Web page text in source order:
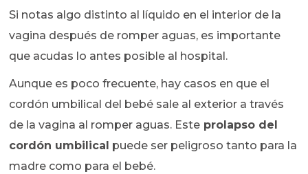
Si notas algo distinto al líquido en el interior de la
vagina después de romper aguas, es importante
que acudas lo antes posible al hospital.
Aunque es poco frecuente, hay casos en que el
cordón umbilical del bebé sale al exterior a través
de la vagina al romper aguas. Este prolapso del
cordón umbilical puede ser peligroso tanto para la
madre como para el bebé.